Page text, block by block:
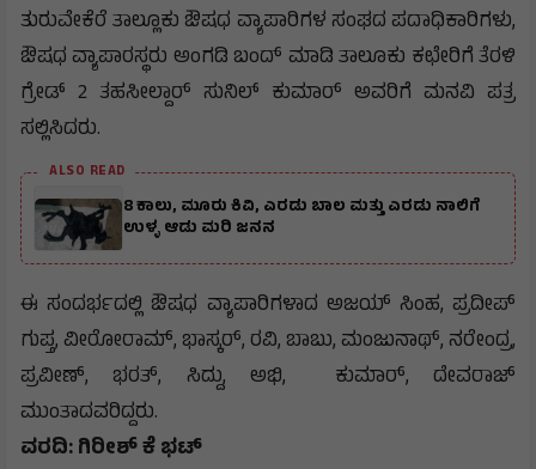
ತುರುವೇಕೆರೆ ತಾಲ್ಲೂಕು ಔಷಧ ವ್ಯಾಪಾರಿಗಳ ಸಂಘದ ಪದಾಧಿಕಾರಿಗಳು,
ಔಷಧ ವ್ಯಾಪಾರಸ್ಥರು ಅಂಗಡಿ ಬಂದ್ ಮಾಡಿ ತಾಲೂಕು ಕಛೇರಿಗೆ ತೆರಳಿ
ಗ್ರೇಡ್ 2 ತಹಸೀಲ್ದಾರ್ ಸುನಿಲ್ ಕುಮಾರ್ ಅವರಿಗೆ ಮನವಿ ಪತ್ರ
ಸಲ್ಲಿಸಿದರು.
ALSO READ
8 ಕಾಲು, ಮೂರು ಕಿವಿ, ಎರಡು ಬಾಲ ಮತ್ತು ಎರಡು ನಾಲಿಗೆ
ಉಳ್ಳ ಆಡು ಮರಿ ಜನನ
ಈ ಸಂದರ್ಭದಲ್ಲಿ ಔಷಧ ವ್ಯಾಪಾರಿಗಳಾದ ಅಜಯ್ ಸಿಂಹ, ಪ್ರದೀಪ್
ಗುಪ್ತ, ವೀರೋರಾಮ್, ಭಾಸ್ಕರ್, ರವಿ, ಬಾಬು, ಮಂಜುನಾಥ್, ನರೇಂದ್ರ,
ಪ್ರವೀಣ್, ಭರತ್, ಸಿದ್ದು, ಅಭಿ, ಕುಮಾರ್, ದೇವರಾಜ್
ಮುಂತಾದವರಿದ್ದರು.
ವರದಿ: ಗಿರೀಶ್ ಕೆ ಭಟ್